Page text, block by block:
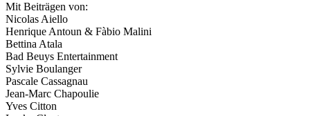
Mit Beiträgen von:
Nicolas Aiello
Henrique Antoun & Fàbio Malini
Bettina Atala
Bad Beuys Entertainment
Sylvie Boulanger
Pascale Cassagnau
Jean-Marc Chapoulie
Yves Citton